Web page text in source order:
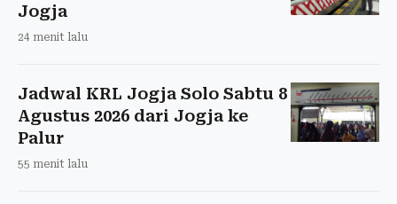
Jogja
24 menit lalu
Jadwal KRL Jogja Solo Sabtu 8
Agustus 2026 dari Jogja ke
Palur
55 menit lalu